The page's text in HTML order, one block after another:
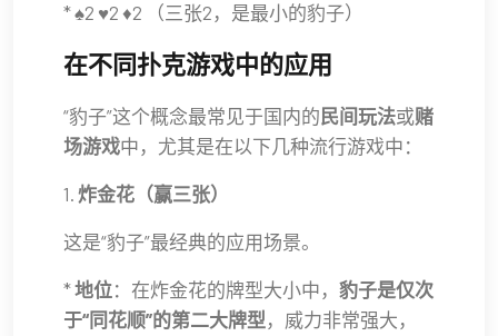
* ♠2 ♥2 ♦2 （三张2，是最小的豹子）
在不同扑克游戏中的应用
“豹子”这个概念最常见于国内的民间玩法或赌
场游戏中，尤其是在以下几种流行游戏中：
1. 炸金花（赢三张）
这是“豹子”最经典的应用场景。
*地位：在炸金花的牌型大小中， 豹子是仅次
于“同花顺”的第二大牌型 ，威力非常强大，